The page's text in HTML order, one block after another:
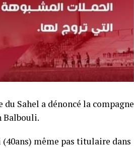
Sahel a dénoncé la compagne
Balbouli.
même pas titulaire dans